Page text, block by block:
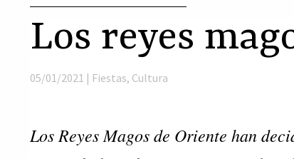
Los reyes
05/01/2021 | Fiestas, Cultura
Los Reyes Magos de Oriente han